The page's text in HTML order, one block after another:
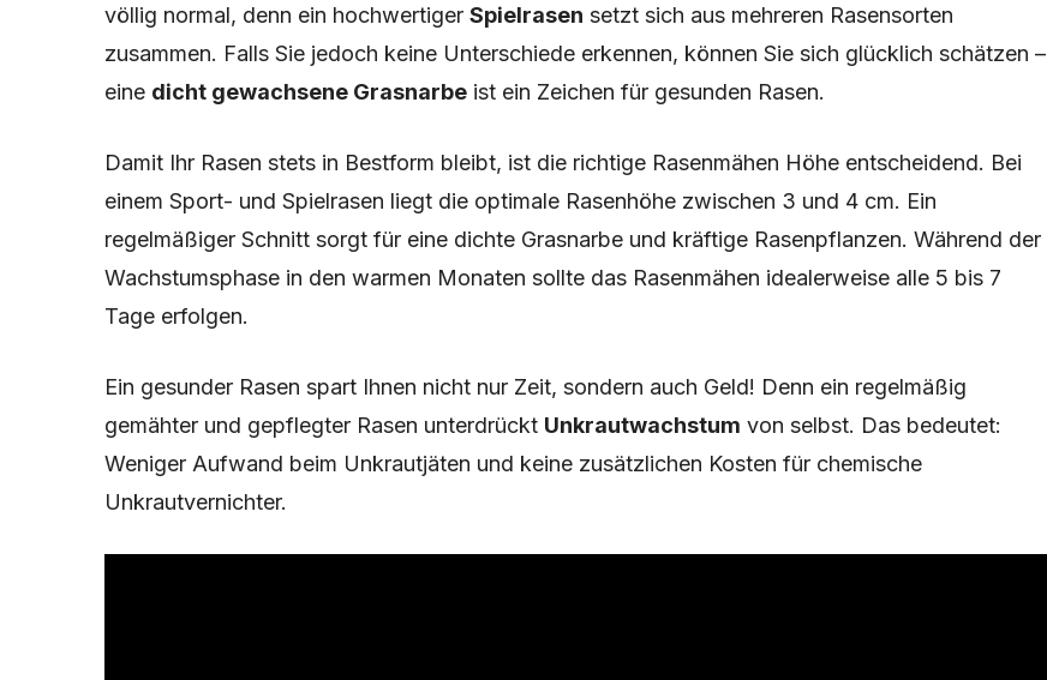
völlig normal, denn ein hochwertiger Spielrasen setzt sich aus mehreren Rasensorten
zusammen. Falls Sie jedoch keine Unterschiede erkennen, können Sie sich glücklich schätzen –
eine dicht gewachsene Grasnarbe ist ein Zeichen für gesunden Rasen.
Damit Ihr Rasen stets in Bestform bleibt, ist die richtige Rasenmähen Höhe entscheidend. Bei
einem Sport- und Spielrasen liegt die optimale Rasenhöhe zwischen 3 und 4 cm. Ein
regelmäßiger Schnitt sorgt für eine dichte Grasnarbe und kräftige Rasenpflanzen. Während der
Wachstumsphase in den warmen Monaten sollte das Rasenmähen idealerweise alle 5 bis 7
Tage erfolgen.
Ein gesunder Rasen spart Ihnen nicht nur Zeit, sondern auch Geld! Denn ein regelmäßig
gemähter und gepflegter Rasen unterdrückt Unkrautwachstum von selbst. Das bedeutet:
Weniger Aufwand beim Unkrautjäten und keine zusätzlichen Kosten für chemische
Unkrautvernichter.